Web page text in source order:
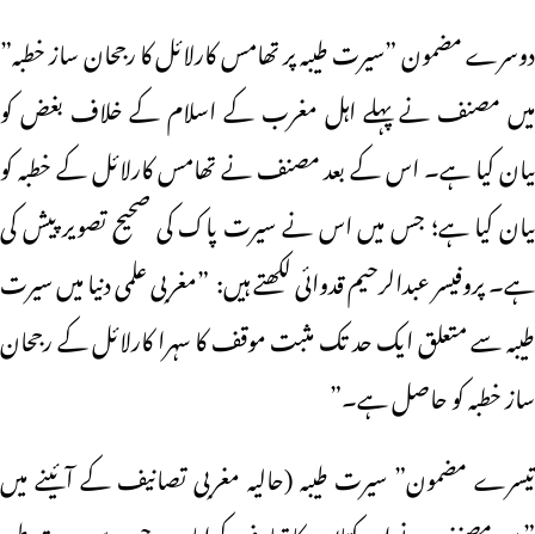
دوسرے مضمون ”سیرت طیبہ پر تھامس کارلائل کا رجحان ساز خطبہ”
میں مصنف نے پہلے اہل مغرب کے اسلام کے خلاف بغض کو
بیان کیا ہے۔ اس کے بعد مصنف نے تھامس کارلائل کے خطبہ کو
بیان کیا ہے؛ جس میں اس نے سیرت پاک کی صحیح تصویر پیش کی
ہے۔ پروفیسر عبدالرحیم قدوائی لکھتے ہیں: ”مغربی علمی دنیا میں سیرت
طیبہ سے متعلق ایک حد تک مثبت موقف کا سہرا کارلائل کے رجحان
ساز خطبہ کو حاصل ہے۔”
تیسرے مضمون” سیرت طیبہ (حالیہ مغربی تصانیف کے آئینے میں